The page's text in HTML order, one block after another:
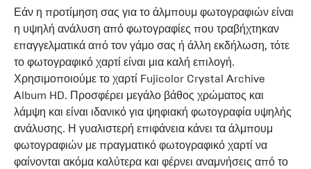
Εάν η προτίμηση σας για το άλμπουμ φωτογραφιών είναι
η υψηλή ανάλυση από φωτογραφίες που τραβήχτηκαν
επαγγελματικά από τον γάμο σας ή άλλη εκδήλωση, τότε
το φωτογραφικό χαρτί είναι μια καλή επιλογή.
Χρησιμοποιούμε το χαρτί Fujicolor Crystal Archive
Album HD. Προσφέρει μεγάλο βάθος χρώματος και
λάμψη και είναι ιδανικό για ψηφιακή φωτογραφία υψηλής
ανάλυσης. Η γυαλιστερή επιφάνεια κάνει τα άλμπουμ
φωτογραφιών με πραγματικό φωτογραφικό χαρτί να
φαίνονται ακόμα καλύτερα και φέρνει αναμνήσεις από το